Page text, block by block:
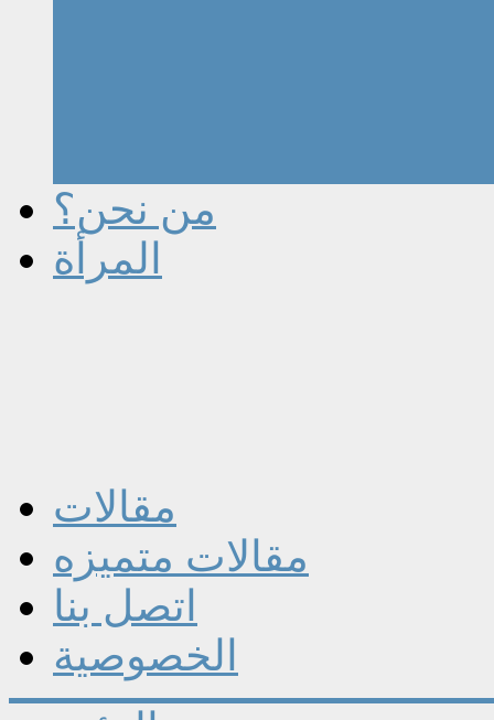
من نحن؟
المرأة
مقالات
مقالات متميزه
اتصل بنا
الخصوصية